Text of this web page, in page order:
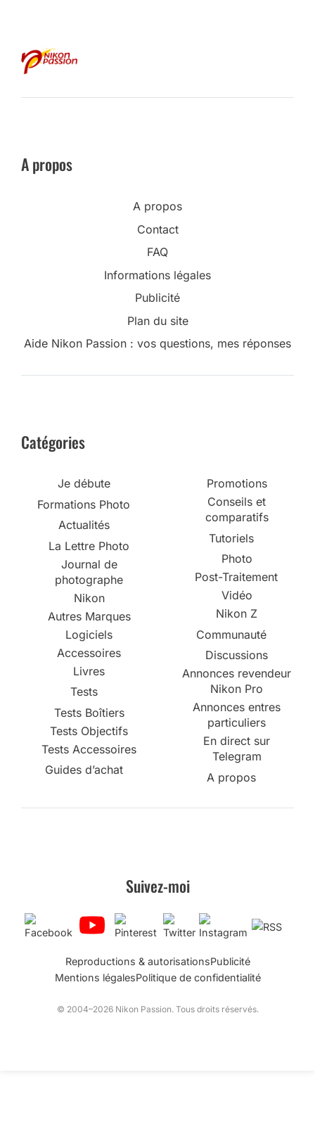
A propos
A propos
Contact
FAQ
Informations légales
Publicité
Plan du site
Aide Nikon Passion : vos questions, mes réponses
Catégories
Je débute
Formations Photo
Actualités
La Lettre Photo
Journal de
photographe
Nikon
Autres Marques
Logiciels
Accessoires
Livres
Tests
Tests Boîtiers
Tests Objectifs
Tests Accessoires
Guides d’achat
Promotions
Conseils et
comparatifs
Tutoriels
Photo
Post-Traitement
Vidéo
Nikon Z
Communauté
Discussions
Annonces revendeur
Nikon Pro
Annonces entres
particuliers
En direct sur
Telegram
A propos
Suivez-moi
Reproductions & autorisationsPublicité
Mentions légalesPolitique de confidentialité
© 2004–2026 Nikon Passion. Tous droits réservés.